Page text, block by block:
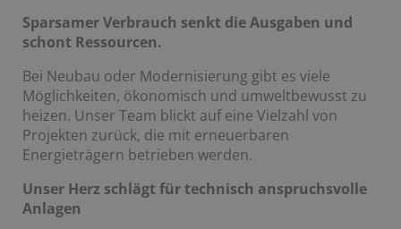
Sparsamer Verbrauch senkt die Ausgaben und
schont Ressourcen.
Bei Neubau oder Modernisierung gibt es viele
Möglichkeiten, ökonomisch und umweltbewusst zu
heizen. Unser Team blickt auf eine Vielzahl von
Projekten zurück, die mit erneuerbaren
Energieträgern betrieben werden.
Unser Herz schlägt für technisch anspruchsvolle
Anlagen